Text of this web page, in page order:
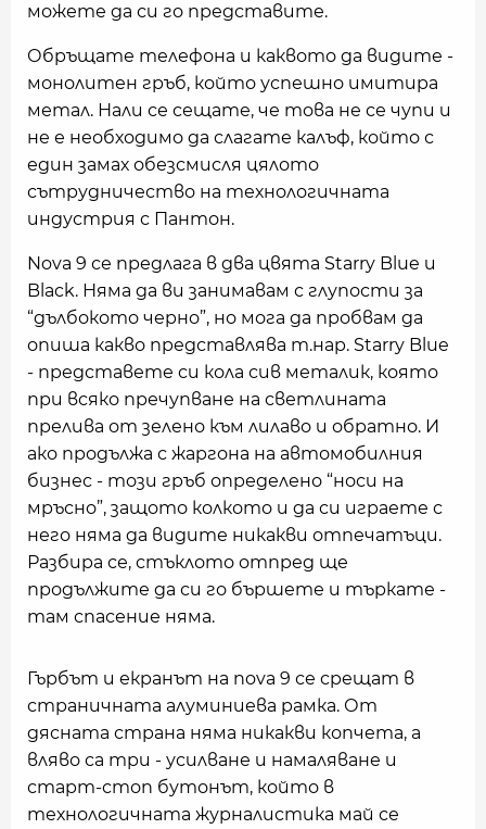
можете да си го представите.
Обръщате телефона и каквото да видите -
монолитен гръб, който успешно имитира
метал. Нали се сещате, че това не се чупи и
не е необходимо да слагате калъф, който с
един замах обезсмисля цялото
сътрудничество на технологичната
индустрия с Пантон.
Nova 9 се предлага в два цвята Starry Blue и
Black. Няма да ви занимавам с глупости за
“дълбокото черно”, но мога да пробвам да
опиша какво представлява т.нар. Starry Blue
- представете си кола сив металик, която
при всяко пречупване на светлината
прелива от зелено към лилаво и обратно. И
ако продължа с жаргона на автомобилния
бизнес - този гръб определено “носи на
мръсно”, защото колкото и да си играете с
него няма да видите никакви отпечатъци.
Разбира се, стъклото отпред ще
продължите да си го бършете и търкате -
там спасение няма.
Гърбът и екранът на nova 9 се срещат в
страничната алуминиева рамка. От
дясната страна няма никакви копчета, а
вляво са три - усилване и намаляване и
старт-стоп бутонът, който в
технологичната журналистика май се